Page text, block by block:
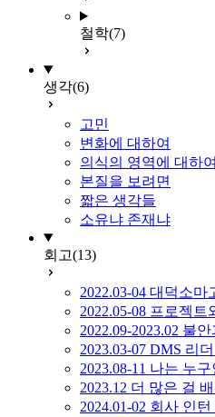
철학(7)
생각(6)
고민
변화에 대하여
의식의 영역에 대하여
본질을 보려면
짧은 생각들
소유냐 존재냐
회고(13)
2022.03-04 대덕소마
2022.05-08 프로젝트
2022.09-2023.02 불
2023.03-07 DMS 리
2023.08-11 나는 누구
2023.12 더 많은 걸
2024.01-02 회사 인턴